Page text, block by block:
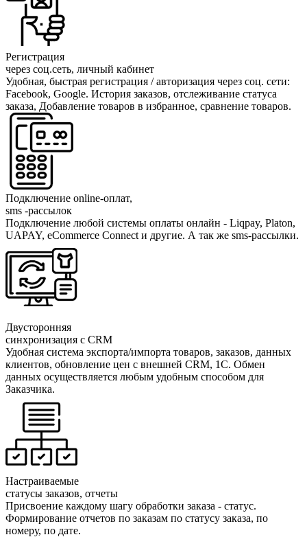
Регистрация
через соц.сеть, личный кабинет
Удобная, быстрая регистрация / авторизация через соц. сети:
Facebook, Google. История заказов, отслеживание статуса
заказа, Добавление товаров в избранное, сравнение товаров.
Подключение online-оплат,
sms -рассылок
Подключение любой системы оплаты онлайн - Liqpay, Platon,
UAPAY, eCommerce Connect и другие. А так же sms-рассылки.
Двусторонняя
синхронизация с CRM
Удобная система экспорта/импорта товаров, заказов, данных
клиентов, обновление цен с внешней CRM, 1C. Обмен
данных осуществляется любым удобным способом для
Заказчика.
Настраиваемые
статусы заказов, отчеты
Присвоение каждому шагу обработки заказа - статус.
Формирование отчетов по заказам по статусу заказа, по
номеру, по дате.